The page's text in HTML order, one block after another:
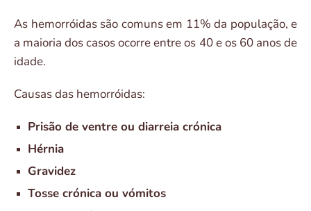
As hemorróidas são comuns em 11% da população, e
a maioria dos casos ocorre entre os 40 e os 60 anos de
idade.
Causas das hemorróidas:
Prisão de ventre ou diarreia crónica
Hérnia
Gravidez
Tosse crónica ou vómitos